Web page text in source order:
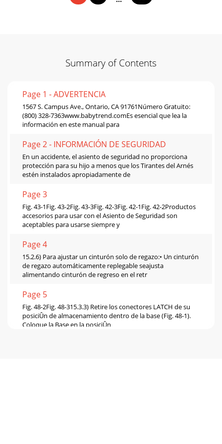
Summary of Contents
Page 1 - ADVERTENCIA
1567 S. Campus Ave., Ontario, CA 91761Número Gratuito:
(800) 328-7363www.babytrend.comEs esencial que lea la
información en este manual para
Page 2 - INFORMACIÓN DE SEGURIDAD
En un accidente, el asiento de seguridad no proporciona
protección para su hijo a menos que los Tirantes del Arnés
estén instalados apropiadamente de
Page 3
Fig. 43-1Fig. 43-2Fig. 43-3Fig. 42-3Fig. 42-1Fig. 42-2Productos
accesorios para usar con el Asiento de Seguridad son
aceptables para usarse siempre y
Page 4
15.2.6) Para ajustar un cinturón solo de regazo:• Un cinturón
de regazo automáticamente replegable seajusta
alimentando cinturón de regreso en el retr
Page 5
Fig. 48-2Fig. 48-315.3.3) Retire los conectores LATCH de su
posiciÛn de almacenamiento dentro de la base (Fig. 48-1).
Coloque la Base en la posiciÛn